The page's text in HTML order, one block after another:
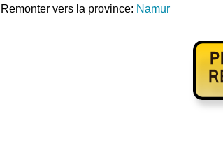
Remonter vers la province: Namur